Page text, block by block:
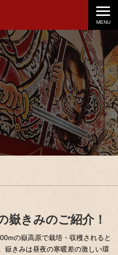
MENU
嶽きみのご紹介！
の嶽高原で栽培・収穫されると
嶽きみは昼夜の寒暖差の激しい環